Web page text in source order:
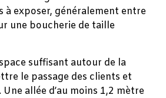
à exposer, généralement entre
une boucherie de taille
suffisant autour de la
le passage des clients et
Une allée d’au moins 1,2 mètre